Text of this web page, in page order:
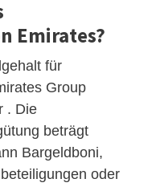
Emirates?
für
Group
. Die
beträgt
Bargeldboni,
oder